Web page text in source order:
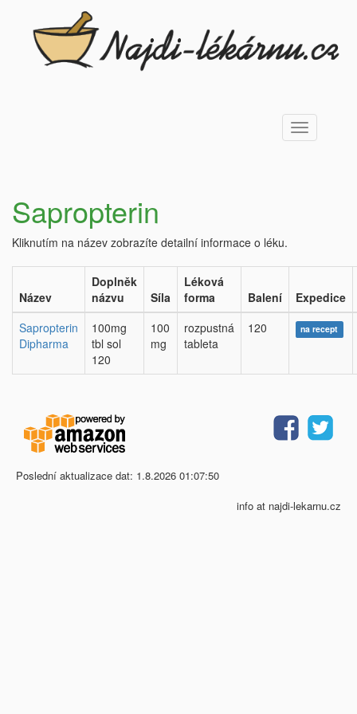
Toggle
navigation
Sapropterin
Kliknutím na název zobrazíte detailní informace o léku.
Název
Doplněk
názvu
Síla
Léková
forma
Balení
Expedice
Sapropterin
Dipharma
100mg
tbl sol
120
100
mg
rozpustná
tableta
120 na recept
Poslední aktualizace dat: 1.8.2026 01:07:50
info at najdi-lekarnu.cz